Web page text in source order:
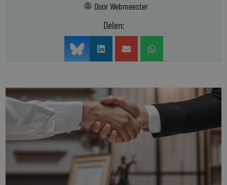
DoorWebmeester
Delen: